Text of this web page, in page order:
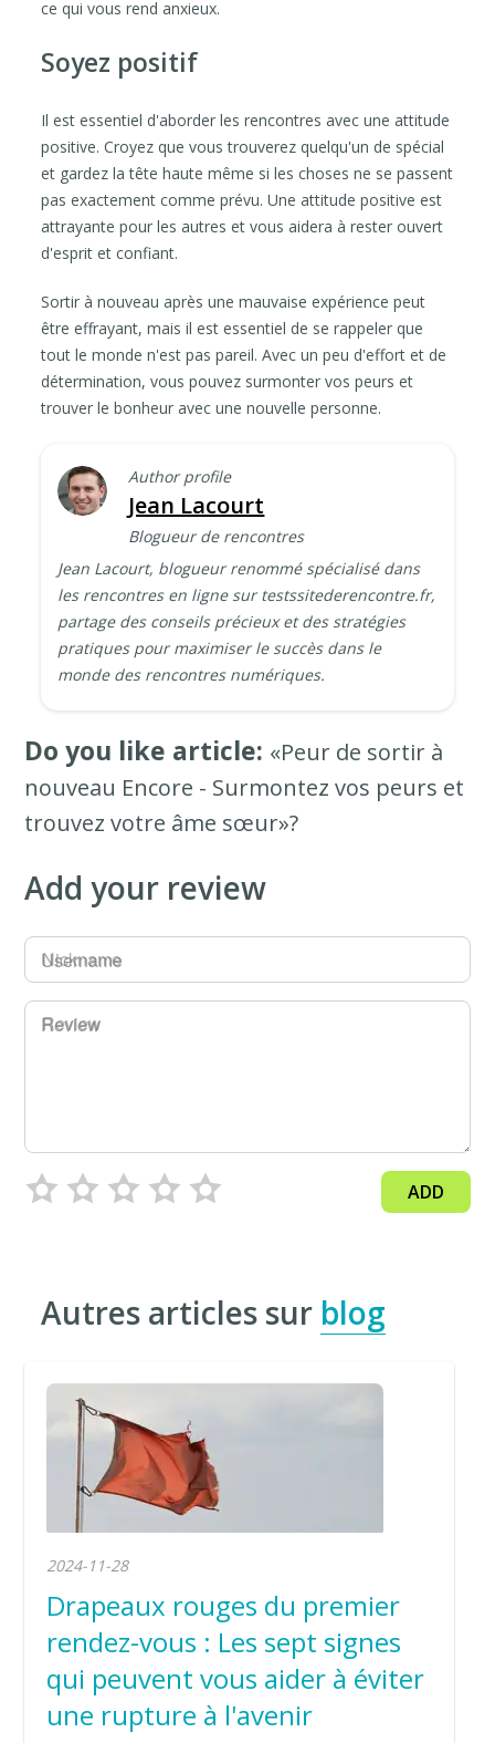
ce qui vous rend anxieux.
Soyez positif
Il est essentiel d'aborder les rencontres avec une attitude
positive. Croyez que vous trouverez quelqu'un de spécial
et gardez la tête haute même si les choses ne se passent
pas exactement comme prévu. Une attitude positive est
attrayante pour les autres et vous aidera à rester ouvert
d'esprit et confiant.
Sortir à nouveau après une mauvaise expérience peut
être effrayant, mais il est essentiel de se rappeler que
tout le monde n'est pas pareil. Avec un peu d'effort et de
détermination, vous pouvez surmonter vos peurs et
trouver le bonheur avec une nouvelle personne.
Author profile
Jean Lacourt
Blogueur de rencontres
Jean Lacourt, blogueur renommé spécialisé dans
les rencontres en ligne sur testssitederencontre.fr,
partage des conseils précieux et des stratégies
pratiques pour maximiser le succès dans le
monde des rencontres numériques.
Do you like article: «Peur de sortir à
nouveau Encore - Surmontez vos peurs et
trouvez votre âme sœur»?
Add your review
Username
Review
ADD
Autres articles sur blog
2024-11-28
Drapeaux rouges du premier
rendez-vous : Les sept signes
qui peuvent vous aider à éviter
une rupture à l'avenir